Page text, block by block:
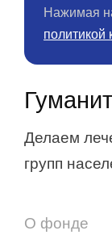
Нажимая
политикой
Делаем
групп
О фонде